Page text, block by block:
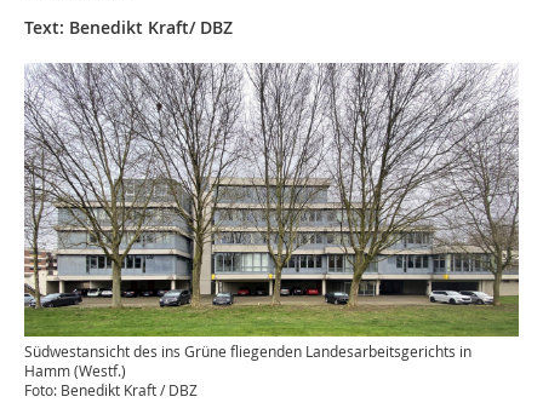
Text: Benedikt Kraft/ DBZ
Südwestansicht des ins Grüne fliegenden Landesarbeitsgerichts in
Hamm (Westf.)
Foto: Benedikt Kraft / DBZ